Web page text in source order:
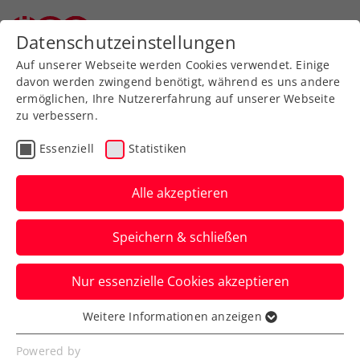
Zurück zur Newsübersicht
ATP
ATP Bastad: Misolic
nimmt mit Nervenstärke
den Titelverteidiger raus
Österreichs Nummer eins steht in
Schweden nach drei abgewehrten
Matchbällen im Viertelfinale.
Verfasst von: Manuel Wachta, 17.07.2025
Datenschutzeinstellungen
Auf unserer Webseite werden Cookies verwendet. Einige
davon werden zwingend benötigt, während es uns andere
ermöglichen, Ihre Nutzererfahrung auf unserer Webseite
zu verbessern.
Essenziell Statistiken
Alle akzeptieren
Speichern & schließen
Nur essenzielle Cookies akzeptieren
Essenziell
Essenzielle Cookies werden für grundlegende
Weitere Informationen anzeigen
Powered by